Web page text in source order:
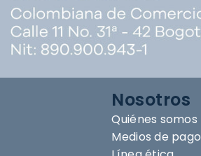
Nosotros
Quiénes somos
Medios de pago